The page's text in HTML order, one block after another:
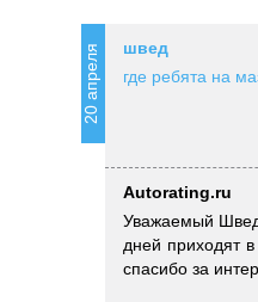
20 апреля
швед
где ребята на
Autorating.ru
Уважаемый
дней приходят
спасибо за